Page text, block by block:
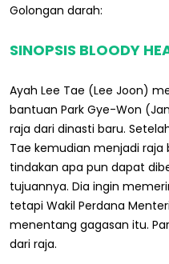
Golongan darah:
SINOPSIS BLOODY
Ayah Lee Tae (Lee Joon)
bantuan Park Gye-Won
raja dari dinasti baru.
Tae kemudian menjadi raja
tindakan apa pun dapat
tujuannya. Dia ingin
tetapi Wakil Perdana
menentang gagasan itu.
dari raja.